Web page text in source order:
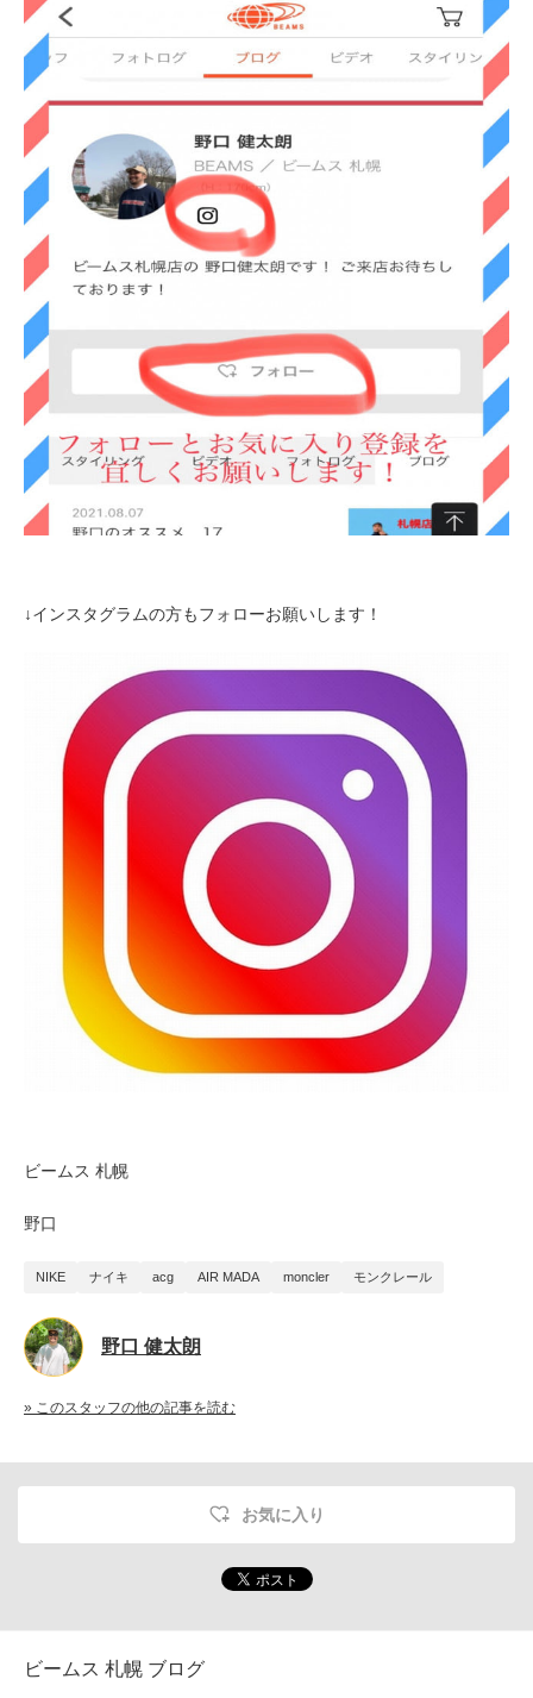
↓インスタグラムの方もフォローお願いします！
ビームス 札幌
野口
NIKE ナイキ acg AIR MADA moncler モンクレール
野口 健太朗
» このスタッフの他の記事を読む
お気に入り
ビームス 札幌 ブログ